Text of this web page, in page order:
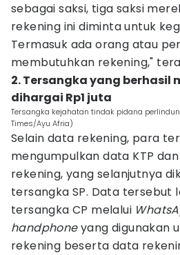
sebagai saksi, tiga saksi
rekening ini diminta untuk
Termasuk ada orang atau
membutuhkan rekening,"
2. Tersangka yang berhasil
dihargai Rp1 juta
Tersangka kejahatan tindak pidana
Times/Ayu Afria)
Selain data rekening, para
mengumpulkan data KTP
rekening, yang selanjutnya
tersangka SP. Data tersebut
tersangka CP melalui
handphoneyang digunakan
rekening beserta data